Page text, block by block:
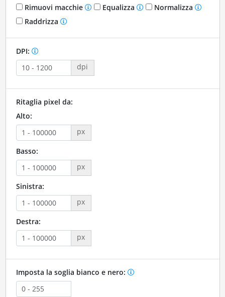
Rimuovi macchie
Equalizza
Normalizza
Raddrizza
DPI:
dpi
Ritaglia pixel da:
Alto:
px
Basso:
px
Sinistra:
px
Destra:
px
Imposta la soglia bianco e nero: